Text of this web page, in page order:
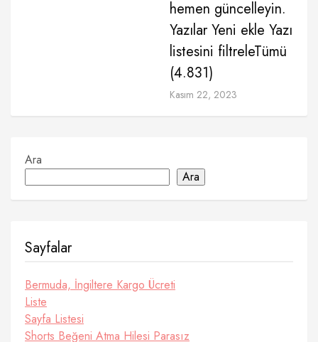
hemen güncelleyin.
Yazılar Yeni ekle Yazı
listesini filtreleTümü
(4.831)
Kasım 22, 2023
Ara
Ara
Sayfalar
Bermuda, İngiltere Kargo Ücreti
Liste
Sayfa Listesi
Shorts Beğeni Atma Hilesi Parasız